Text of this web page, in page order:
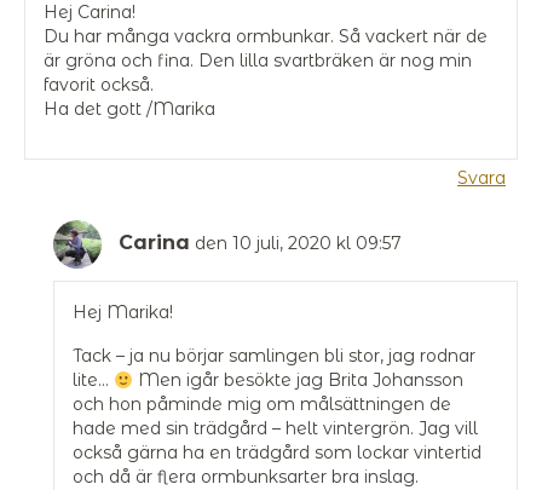
Hej Carina!
Du har många vackra ormbunkar. Så vackert när de
är gröna och fina. Den lilla svartbräken är nog min
favorit också.
Ha det gott /Marika
Svara
Carina den 10 juli, 2020 kl 09:57
Hej Marika!
Tack – ja nu börjar samlingen bli stor, jag rodnar
lite…
Men igår besökte jag Brita Johansson
och hon påminde mig om målsättningen de
hade med sin trädgård – helt vintergrön. Jag vill
också gärna ha en trädgård som lockar vintertid
och då är flera ormbunksarter bra inslag.